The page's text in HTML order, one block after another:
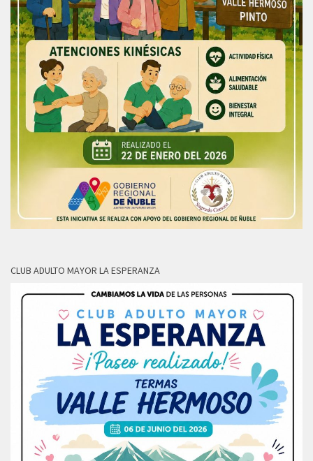
CLUB ADULTO MAYOR LA ESPERANZA